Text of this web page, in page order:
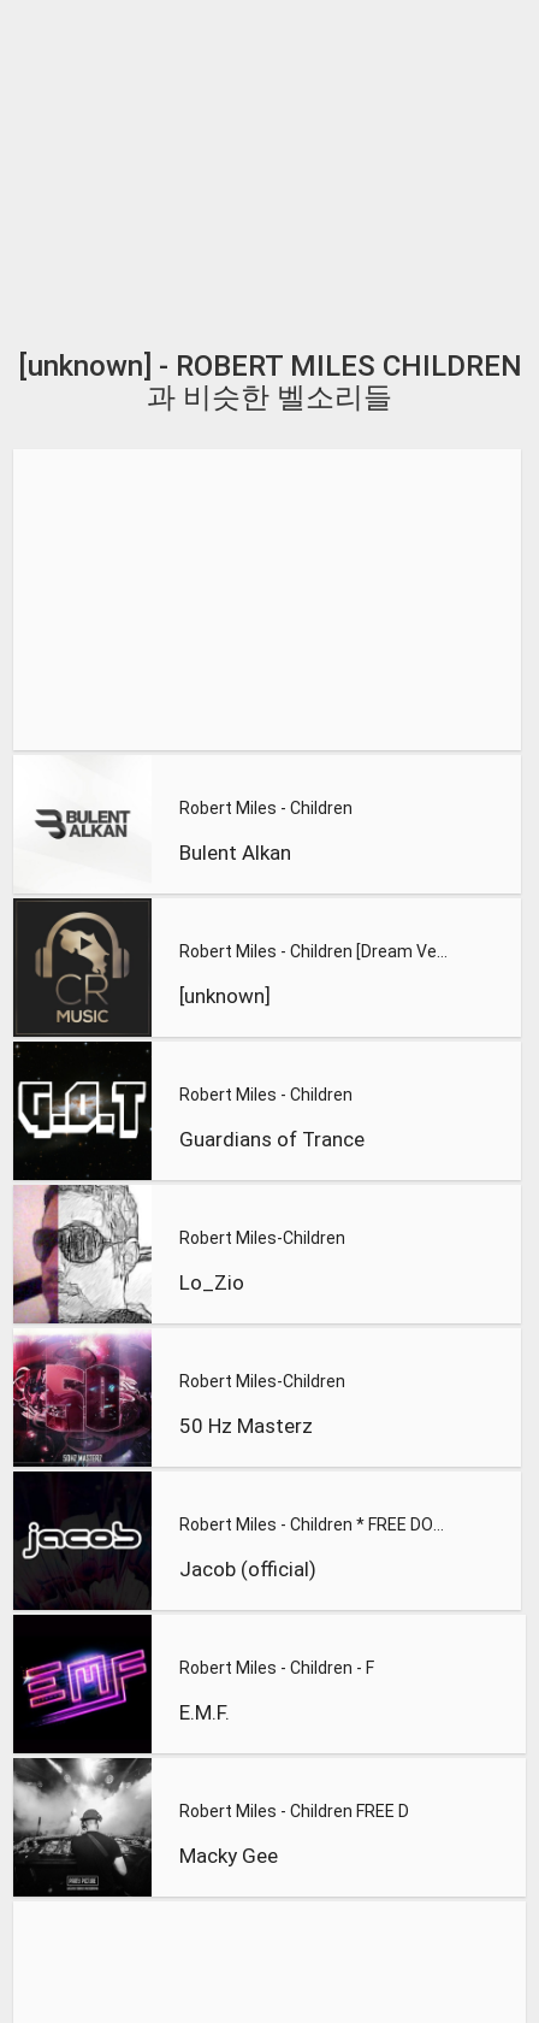
[unknown] - ROBERT MILES CHILDREN
과 비슷한 벨소리들
Robert Miles - Children
Bulent Alkan
[unknown]
Robert Miles - Children
Guardians of Trance
Robert Miles-Children
Lo_Zio
Robert Miles-Children
50 Hz Masterz
Jacob (official)
Robert Miles - Children - F
E.M.F.
Robert Miles - Children FREE D
Macky Gee